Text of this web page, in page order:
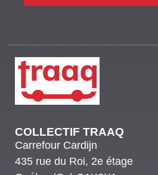
COLLECTIF TRAAQ
Carrefour Cardijn
435 rue du Roi, 2e étage